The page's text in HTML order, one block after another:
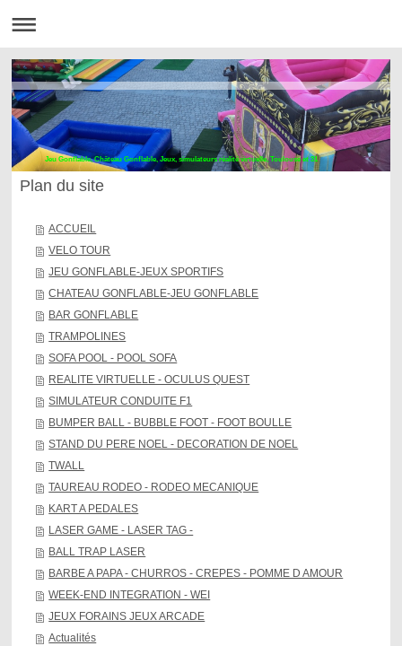
Jeu Gonflable, Château Gonflable, Jeux, simulateurs réalité virtuelle, Toulouse et 31
Plan du site
ACCUEIL
VELO TOUR
JEU GONFLABLE-JEUX SPORTIFS
CHATEAU GONFLABLE-JEU GONFLABLE
BAR GONFLABLE
TRAMPOLINES
SOFA POOL - POOL SOFA
REALITE VIRTUELLE - OCULUS QUEST
SIMULATEUR CONDUITE F1
BUMPER BALL - BUBBLE FOOT - FOOT BOULLE
STAND DU PERE NOEL - DECORATION DE NOEL
TWALL
TAUREAU RODEO - RODEO MECANIQUE
KART A PEDALES
LASER GAME - LASER TAG -
BALL TRAP LASER
BARBE A PAPA - CHURROS - CREPES - POMME D AMOUR
WEEK-END INTEGRATION - WEI
JEUX FORAINS JEUX ARCADE
Actualités